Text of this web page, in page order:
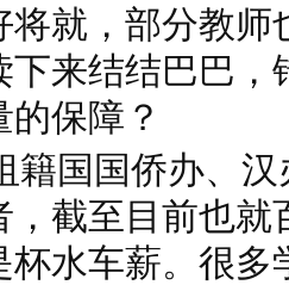
将就，部分教师
下来结结巴巴
保障？
籍国国侨办、
，截至目前也就
杯水车薪。很多